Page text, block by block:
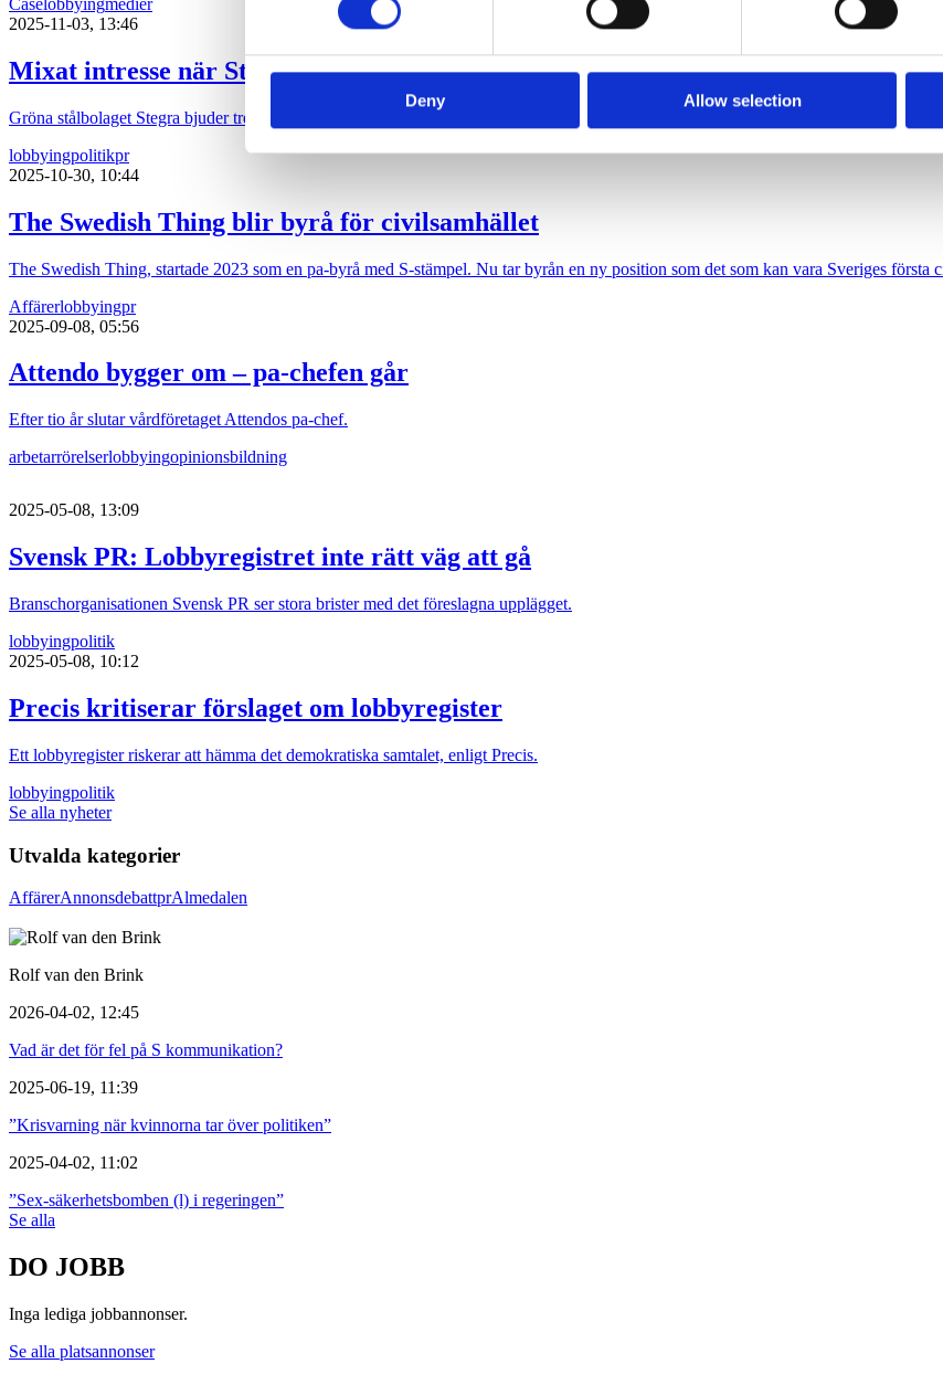
other information that you’ve provided to them or that they’ve collected from your use
Deny Allow selection
Caselobbyingmedier
2025-11-03, 13:46
Mixat intresse när Stegra bjuder riksdagen på middag
Gröna stålbolaget Stegra bjuder tre utskott på middag i morgon, tisdagen 4 november. Det bjuds på ”dryck och enklare mat”. Det
lobbyingpolitikpr
2025-10-30, 10:44
The Swedish Thing blir byrå för civilsamhället
The Swedish Thing, startade 2023 som en pa-byrå med S-stämpel. Nu tar byrån en ny position som det som kan vara Sveriges första
Affärerlobbyingpr
2025-09-08, 05:56
Attendo bygger om – pa-chefen går
Efter tio år slutar vårdföretaget Attendos pa-chef.
arbetarrörelserlobbyingopinionsbildning
2025-05-08, 13:09
Svensk PR: Lobbyregistret inte rätt väg att gå
Branschorganisationen Svensk PR ser stora brister med det föreslagna upplägget.
lobbyingpolitik
2025-05-08, 10:12
Precis kritiserar förslaget om lobbyregister
Ett lobbyregister riskerar att hämma det demokratiska samtalet, enligt Precis.
lobbyingpolitik
Se alla nyheter
Utvalda kategorier
AffärerAnnonsdebattprAlmedalen
Rolf van den Brink
2026-04-02, 12:45
Vad är det för fel på S kommunikation?
2025-06-19, 11:39
”Krisvarning när kvinnorna tar över politiken”
2025-04-02, 11:02
”Sex-säkerhetsbomben (l) i regeringen”
Se alla
DO JOBB
Inga lediga jobbannonser.
Se alla platsannonser